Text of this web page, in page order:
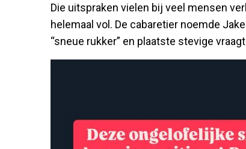
Die uitspraken vielen bij veel mensen
helemaal vol. De cabaretier noemde
“sneue rukker” en plaatste stevige